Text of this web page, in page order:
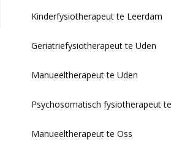
Kinderfysiotherapeut te Leerdam
Geriatriefysiotherapeut te Uden
Manueeltherapeut te Uden
Psychosomatisch fysiotherapeut
Manueeltherapeut te Oss